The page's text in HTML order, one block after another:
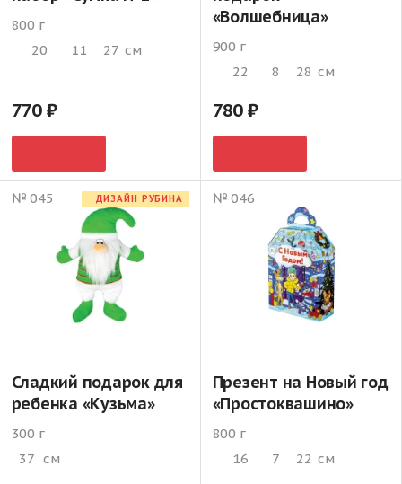
800 г
20
11 27 см
770
«Волшебница»
900 г
22
8 28 см
780
№ 045 ДИЗАЙН РУБИНА
Сладкий подарок для
ребенка «Кузьма»
300 г
37 см
№ 046
Презент на Новый год
«Простоквашино»
800 г
16
7 22 см